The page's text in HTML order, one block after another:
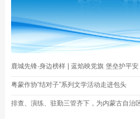
鹿城先锋·身边榜样 | 蓝焰映党旗 堡垒护平安
粤蒙作协“结对子”系列文学活动走进包头
排查、演练、驻勤三管齐下，为内蒙古自治